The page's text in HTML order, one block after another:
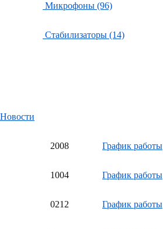
Микрофоны (96)
Стабилизаторы (14)
Новости
2008 График работы
1004 График работы
0212 График работы